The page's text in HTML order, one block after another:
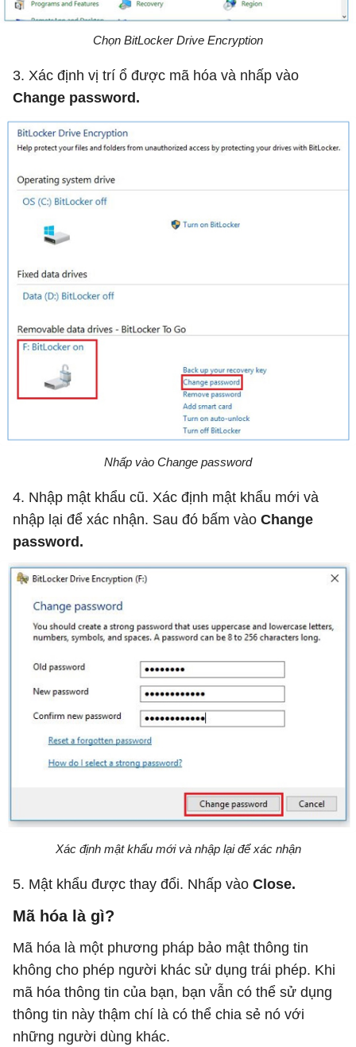
Chọn BitLocker Drive Encryption
3. Xác định vị trí ổ được mã hóa và nhấp vào
Change password.
Nhấp vào Change password
4. Nhập mật khẩu cũ. Xác định mật khẩu mới và
nhập lại để xác nhận. Sau đó bấm vào Change
password.
Xác định mật khẩu mới và nhập lại để xác nhận
5. Mật khẩu được thay đổi. Nhấp vào Close.
Mã hóa là gì?
Mã hóa là một phương pháp bảo mật thông tin
không cho phép người khác sử dụng trái phép. Khi
mã hóa thông tin của bạn, bạn vẫn có thể sử dụng
thông tin này thậm chí là có thể chia sẻ nó với
những người dùng khác.